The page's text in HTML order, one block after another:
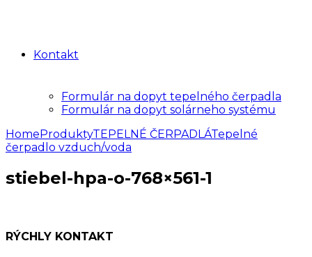
Kontakt
Formulár na dopyt tepelného čerpadla
Formulár na dopyt solárneho systému
HomeProduktyTEPELNÉ ČERPADLÁTepelné
čerpadlo vzduch/voda
stiebel-hpa-o-768×561-1
RÝCHLY KONTAKT